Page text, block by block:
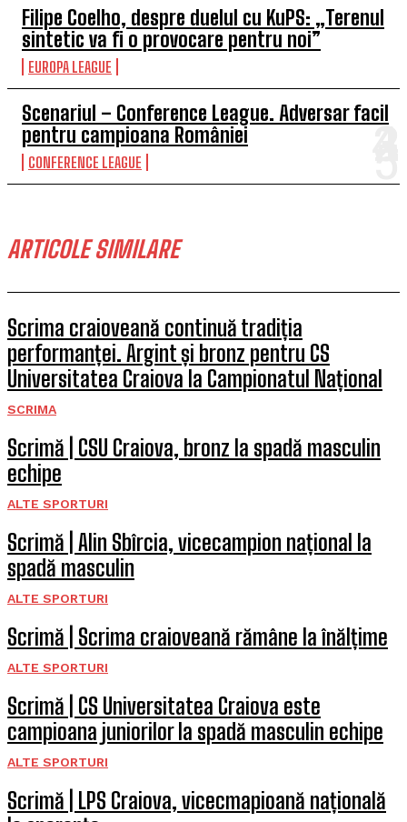
Filipe Coelho, despre duelul cu KuPS: „Terenul
sintetic va fi o provocare pentru noi”
EUROPA LEAGUE
Scenariul – Conference League. Adversar facil
pentru campioana României
CONFERENCE LEAGUE
ARTICOLE SIMILARE
Scrima craioveană continuă tradiția
performanței. Argint și bronz pentru CS
Universitatea Craiova la Campionatul Național
SCRIMA
Scrimă | CSU Craiova, bronz la spadă masculin
echipe
ALTE SPORTURI
Scrimă | Alin Sbîrcia, vicecampion național la
spadă masculin
ALTE SPORTURI
Scrimă | Scrima craioveană rămâne la înălțime
ALTE SPORTURI
Scrimă | CS Universitatea Craiova este
campioana juniorilor la spadă masculin echipe
ALTE SPORTURI
Scrimă | LPS Craiova, vicecmapioană națională